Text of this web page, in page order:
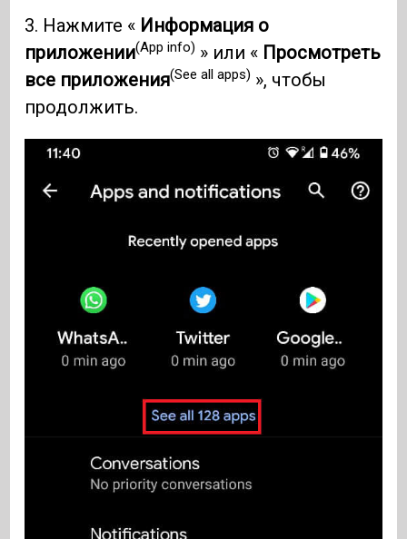
3. Нажмите « Информация о
приложении(App info) » или « Просмотреть
все приложения(See all apps) », чтобы
продолжить.